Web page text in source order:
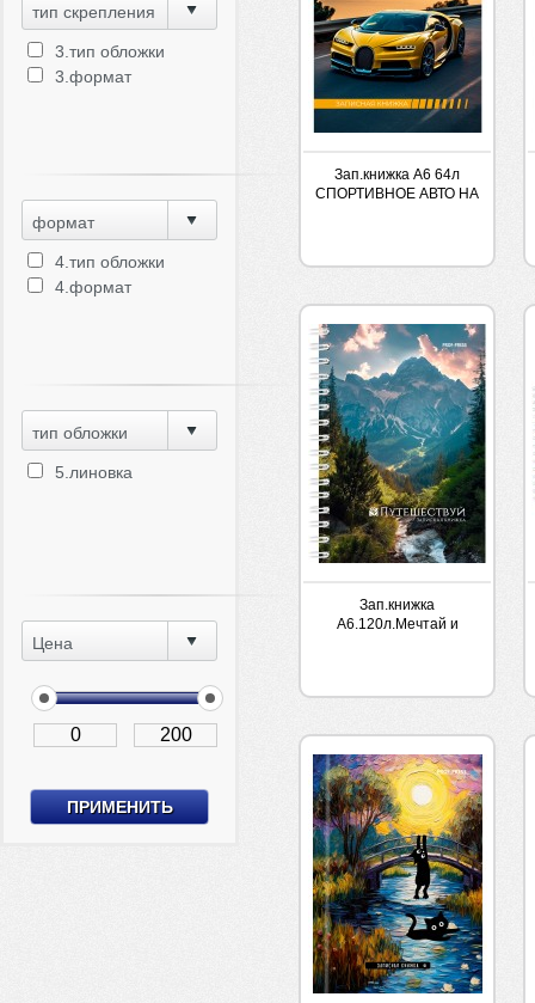
тип скрепления
3.тип обложки
3.формат
формат
4.тип обложки
4.формат
тип обложки
5.линовка
Цена
Зап.книжка А6 64л
СПОРТИВНОЕ АВТО НА
Зап.книжка
А6.120л.Мечтай и